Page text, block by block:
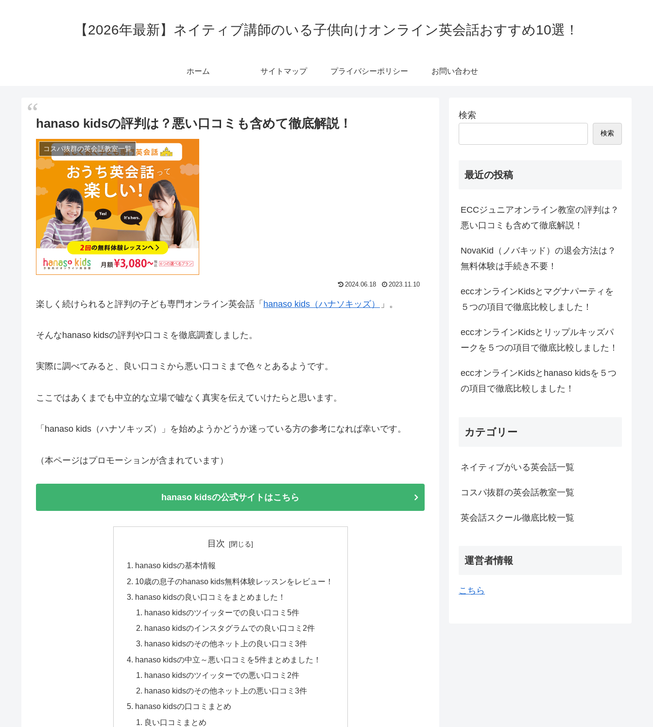
【2026年最新】ネイティブ講師のいる子供向けオンライン英会話おすすめ10選！
ホーム サイトマップ プライバシーポリシー お問い合わせ
hanaso kidsの評判は？悪い口コミも含めて徹底解説！
コスパ抜群の英会話教室一覧
2024.06.18 2023.11.10
楽しく続けられると評判の子ども専門オンライン英会話「 hanaso kids（ハナソキッズ） 」。
そんなhanaso kidsの評判や口コミを徹底調査しました。
実際に調べてみると、良い口コミから悪い口コミまで色々とあるようです。
ここではあくまでも中立的な立場で嘘なく真実を伝えていけたらと思います。
「hanaso kids（ハナソキッズ）」を始めようかどうか迷っている方の参考になれば幸いです。
（本ページはプロモーションが含まれています）
hanaso kidsの公式サイトはこちら
目次
hanaso kidsの基本情報
10歳の息子のhanaso kids無料体験レッスンをレビュー！
hanaso kidsの良い口コミをまとめました！
hanaso kidsのツイッターでの良い口コミ5件
hanaso kidsのインスタグラムでの良い口コミ2件
hanaso kidsのその他ネット上の良い口コミ3件
hanaso kidsの中立～悪い口コミを5件まとめました！
hanaso kidsのツイッターでの悪い口コミ2件
hanaso kidsのその他ネット上の悪い口コミ3件
hanaso kidsの口コミまとめ
良い口コミまとめ
検索
検索
最近の投稿
ECCジュニアオンライン教室の評判は？
悪い口コミも含めて徹底解説！
NovaKid（ノバキッド）の退会方法は？
無料体験は手続き不要！
eccオンラインKidsとマグナパーティを
５つの項目で徹底比較しました！
eccオンラインKidsとリップルキッズパ
ークを５つの項目で徹底比較しました！
eccオンラインKidsとhanaso kidsを５つ
の項目で徹底比較しました！
カテゴリー
ネイティブがいる英会話一覧
コスパ抜群の英会話教室一覧
英会話スクール徹底比較一覧
運営者情報
こちら